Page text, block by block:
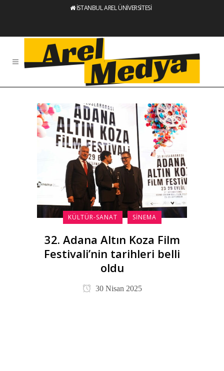
İSTANBUL AREL ÜNİVERSİTESİ
KÜLTÜR-SANAT SINEMA
32. Adana Altın Koza Film
Festivali’nin tarihleri belli
oldu
30 Nisan 2025